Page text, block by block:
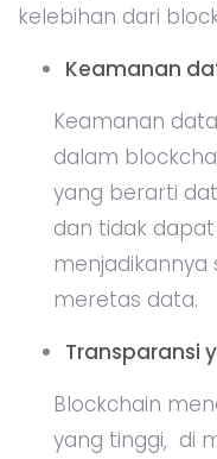
kelebihan dari
Keamanan
Keamanan
dalam
yang berarti
dan tidak
meretas data.
Transparansi
Blockchain
yang tinggi, di